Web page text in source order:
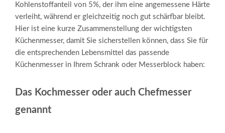
Kohlenstoffanteil von 5%, der ihm eine angemessene Härte
verleiht, während er gleichzeitig noch gut schärfbar bleibt.
Hier ist eine kurze Zusammenstellung der wichtigsten
Küchenmesser, damit Sie sicherstellen können, dass Sie für
die entsprechenden Lebensmittel das passende
Küchenmesser in Ihrem Schrank oder Messerblock haben:
Das Kochmesser oder auch Chefmesser
genannt